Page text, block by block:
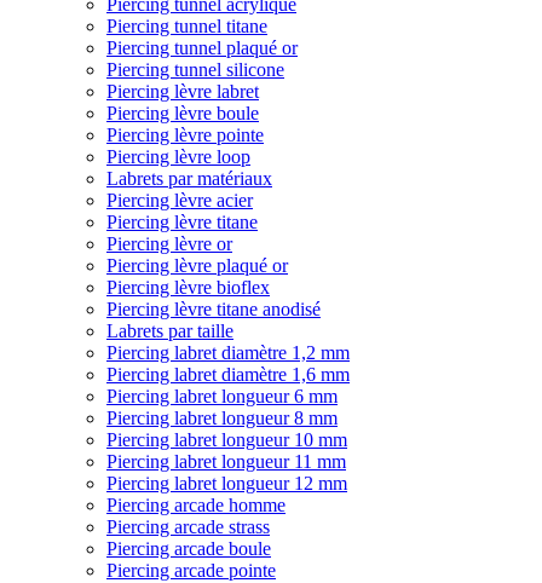
Piercing tunnel acrylique
Piercing tunnel titane
Piercing tunnel plaqué or
Piercing tunnel silicone
Piercing lèvre labret
Piercing lèvre boule
Piercing lèvre pointe
Piercing lèvre loop
Labrets par matériaux
Piercing lèvre acier
Piercing lèvre titane
Piercing lèvre or
Piercing lèvre plaqué or
Piercing lèvre bioflex
Piercing lèvre titane anodisé
Labrets par taille
Piercing labret diamètre 1,2 mm
Piercing labret diamètre 1,6 mm
Piercing labret longueur 6 mm
Piercing labret longueur 8 mm
Piercing labret longueur 10 mm
Piercing labret longueur 11 mm
Piercing labret longueur 12 mm
Piercing arcade homme
Piercing arcade strass
Piercing arcade boule
Piercing arcade pointe